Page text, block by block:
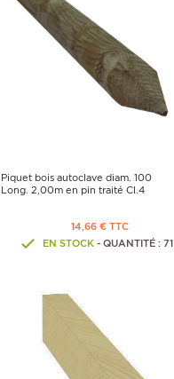
Piquet bois autoclave diam. 100
Long. 2,00m en pin traité Cl.4
14,66 € TTC
EN STOCK - QUANTITÉ : 71